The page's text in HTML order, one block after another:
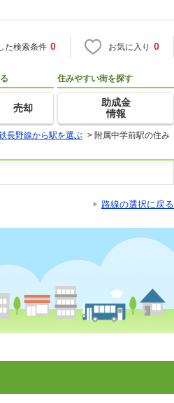
た検索条件 0 お気に入り 0
売却
住みやすい街を探す
助成金
情報
長野線から駅を選ぶ > 附属中学前駅の住み
路線の選択に戻る